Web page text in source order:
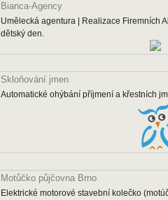
Bianca-Agency
Umělecká agentura | Realizace Firemních
dětský den.
Skloňování jmen
Automatické ohýbání příjmení a křestních
Motůčko půjčovna Brno
Elektrické motorové stavební kolečko